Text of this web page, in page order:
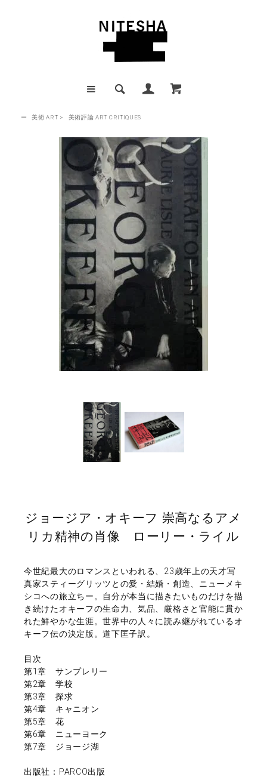
ー 美術 ART > 美術評論 ART CRITIQUES
ジョージア・オキーフ 崇高なるアメ
リカ精神の肖像 ローリー・ライル
今世紀最大のロマンスといわれる、23歳年上の天才写
真家スティーグリッツとの愛・結婚・創造、ニューメキ
シコへの旅立ちー。自分が本当に描きたいものだけを描
き続けたオキーフの生命力、気品、厳格さと官能に貫か
れた鮮やかな生涯。世界中の人々に読み継がれているオ
キーフ伝の決定版。道下匡子訳。
目次
第1章 サンプレリー
第2章 学校
第3章 探求
第4章 キャニオン
第5章 花
第6章 ニューヨーク
第7章 ジョージ湖
出版社：PARCO出版